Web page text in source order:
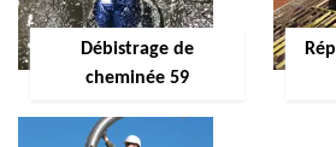
Débistrage de
cheminée 59